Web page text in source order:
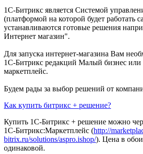
1С-Битрикс является Системой
(платформой на которой будет работать
устанавливаются готовые решения
Интернет магазин".
Для запуска интернет-магазина Вам
1С-Битрикс редакций Малый бизнес или
маркетплейс.
Будем рады за выбор решений от
Как купить битрикс + решение?
Купить 1С-Битрикс + решение можно
1С-Битрикс:Маркетплейс (http://
bitrix.ru/solutions/aspro.ishop/). Цена в
одинаковой.